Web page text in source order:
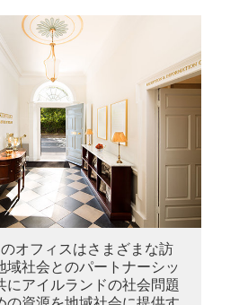
オフィスはさまざまな訪
域社会とのパートナーシッ
にアイルランドの社会問題